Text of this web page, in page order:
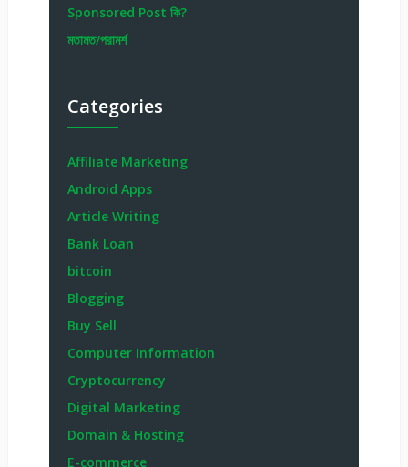
Sponsored Post কি?
মতামত/পরামর্শ
Categories
Affiliate Marketing
Android Apps
Article Writing
Bank Loan
bitcoin
Blogging
Buy Sell
Computer Information
Cryptocurrency
Digital Marketing
Domain & Hosting
E-commerce